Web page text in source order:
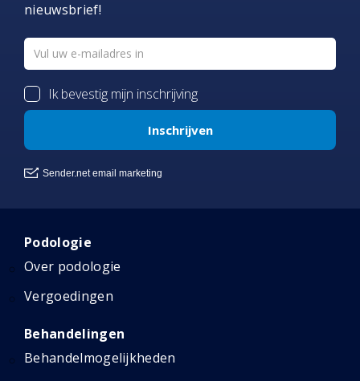
nieuwsbrief!
Podologie
Over podologie
Vergoedingen
Behandelingen
Behandelmogelijkheden